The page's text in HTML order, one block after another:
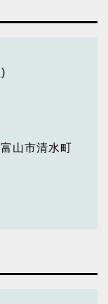
山市清水町